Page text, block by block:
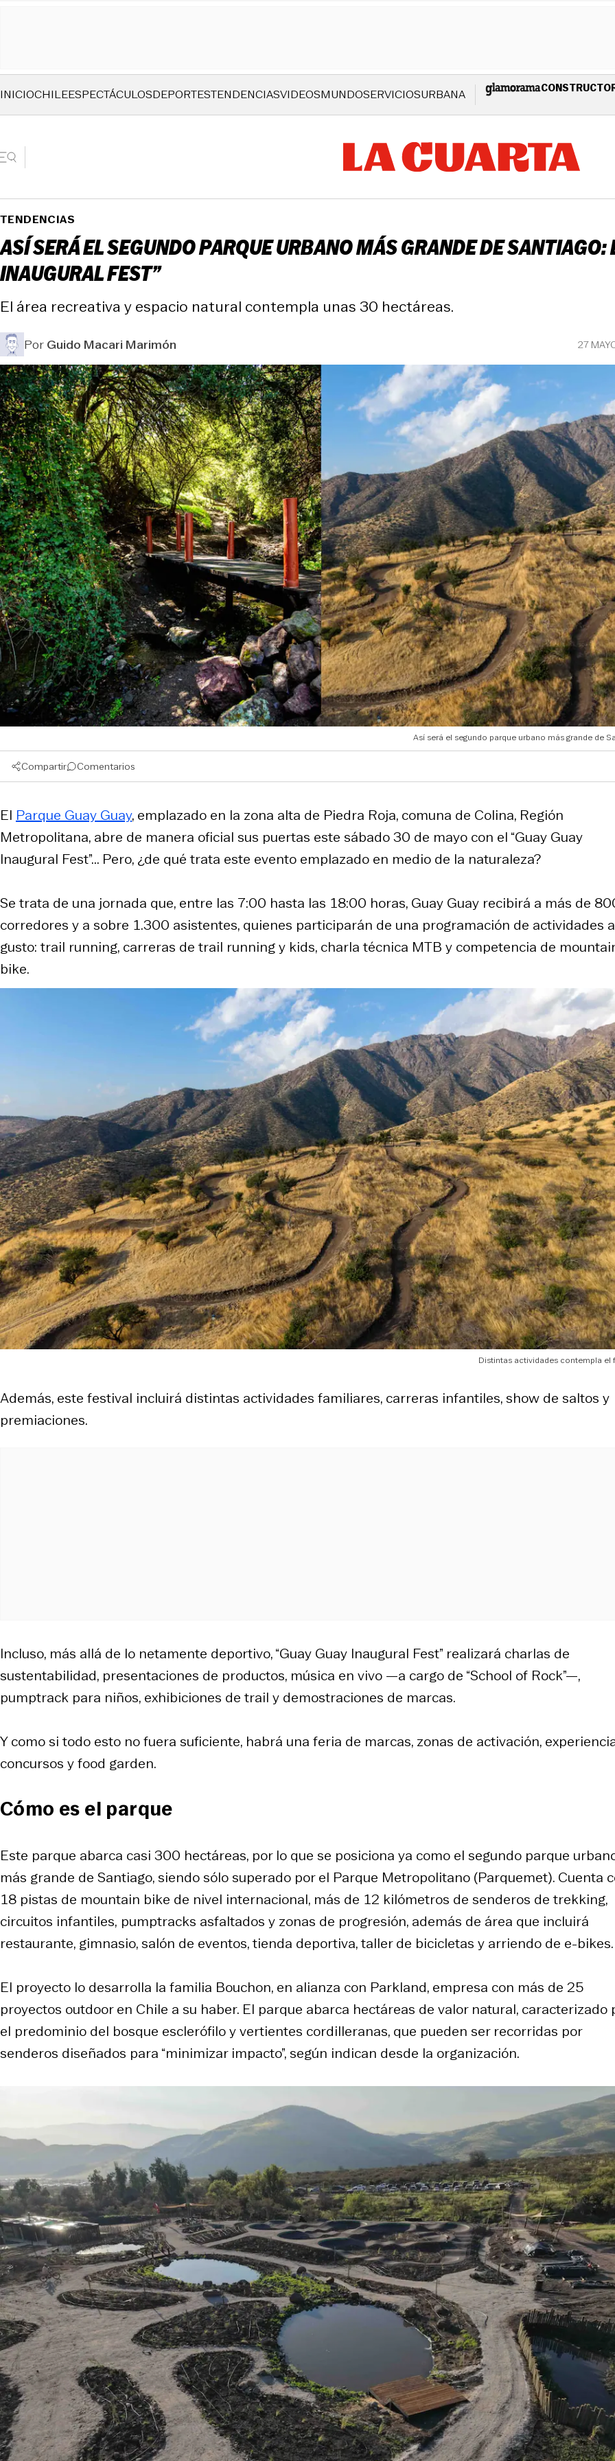
INICIOCHILEESPECTÁCULOSDEPORTESTENDENCIASVIDEOSMUNDOSERVICIOSURBANA
TENDENCIAS
ASÍ SERÁ EL SEGUNDO PARQUE URBANO MÁS GRANDE DE SANTIAGO:
INAUGURAL FEST”
El área recreativa y espacio natural contempla unas 30 hectáreas.
PorGuido Macari Marimón 27
Así será el segundo parque urbano más grande de
Compartir Comentarios
El Parque Guay Guay, emplazado en la zona alta de Piedra Roja, comuna de Colina, Región
Metropolitana, abre de manera oficial sus puertas este sábado 30 de mayo con el “Guay Guay
Inaugural Fest”... Pero, ¿de qué trata este evento emplazado en medio de la naturaleza?
Se trata de una jornada que, entre las 7:00 hasta las 18:00 horas, Guay Guay recibirá a más de
corredores y a sobre 1.300 asistentes, quienes participarán de una programación de actividades
gusto:trail running, carreras detrail runningy kids, charla técnica MTB y competencia de
bike.
Distintas actividades contempla el
Además, este festival incluirá distintas actividades familiares, carreras infantiles, show de saltos y
premiaciones.
Incluso, más allá de lo netamente deportivo, “Guay Guay Inaugural Fest” realizará charlas de
sustentabilidad, presentaciones de productos, música en vivo —a cargo de “School of Rock”—,
pumptrack para niños, exhibiciones detrail y demostraciones de marcas.
Y como si todo esto no fuera suficiente, habrá una feria de marcas, zonas de activación,
concursos yfood garden.
Cómo es el parque
Este parque abarca casi 300 hectáreas, por lo que se posiciona ya como el segundo parque
más grande de Santiago, siendo sólo superado por el Parque Metropolitano (Parquemet). Cuenta
18 pistas de mountain bike de nivel internacional, más de 12 kilómetros de senderos detrekking,
circuitos infantiles, pumptracks asfaltados y zonas de progresión, además de área que incluirá
restaurante, gimnasio, salón de eventos, tienda deportiva, taller de bicicletas y arriendo de e-bikes.
El proyecto lo desarrolla la familia Bouchon, en alianza con Parkland, empresa con más de 25
proyectos outdoor en Chile a su haber. El parque abarca hectáreas de valor natural, caracterizado
el predominio del bosque esclerófilo y vertientes cordilleranas, que pueden ser recorridas por
senderos diseñados para “minimizar impacto”, según indican desde la organización.